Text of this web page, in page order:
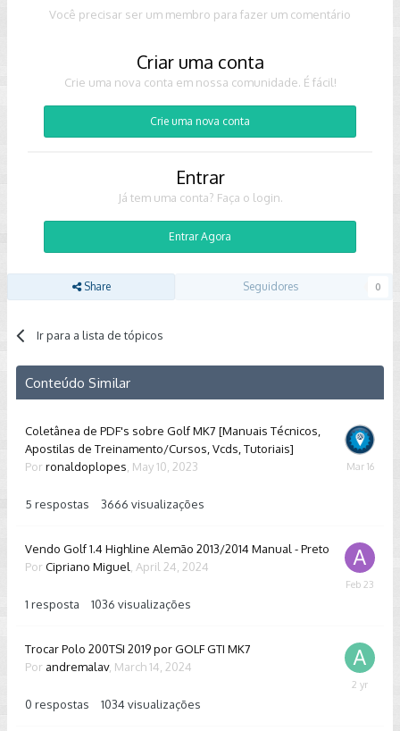
Você precisar ser um membro para fazer um comentário
Criar uma conta
Crie uma nova conta em nossa comunidade. É fácil!
Crie uma nova conta
Entrar
Já tem uma conta? Faça o login.
Entrar Agora
Share Seguidores 0
Ir para a lista de tópicos
Conteúdo Similar
Coletânea de PDF's sobre Golf MK7 [Manuais Técnicos,
Apostilas de Treinamento/Cursos, Vcds, Tutoriais]
Por ronaldoplopes May 10, 2023
5 respostas 3666 visualizações
March
Vendo Golf 1.4 Highline Alemão 2013/2014 Manual - Preto
Por Cipriano Miguel April 24, 2024
1 resposta 1036 visualizações
February
Trocar Polo 200TSI 2019 por GOLF GTI MK7
Por andremalav, March 14, 2024
0 respostas 1034 visualizações
March